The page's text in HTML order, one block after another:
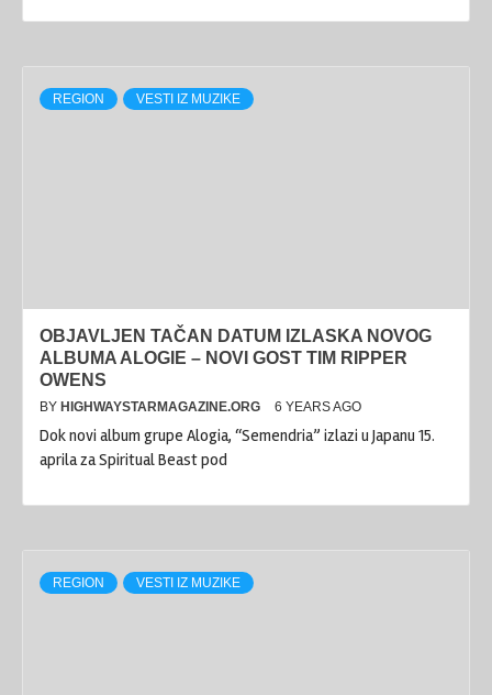
REGION VESTI IZ MUZIKE
OBJAVLJEN TAČAN DATUM IZLASKA NOVOG
ALBUMA ALOGIE – NOVI GOST TIM RIPPER
OWENS
BY HIGHWAYSTARMAGAZINE.ORG 6 YEARS AGO
Dok novi album grupe Alogia, “Semendria” izlazi u Japanu 15.
aprila za Spiritual Beast pod
REGION VESTI IZ MUZIKE